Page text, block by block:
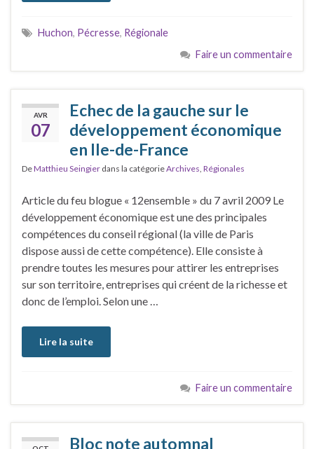
Huchon, Pécresse, Régionale
Faire un commentaire
AVR
07
Echec de la gauche sur le
développement économique
en Ile-de-France
DeMatthieu Seingier dans la catégorieArchives, Régionales
Article du feu blogue « 12ensemble » du 7 avril 2009 Le
développement économique est une des principales
compétences du conseil régional (la ville de Paris
dispose aussi de cette compétence). Elle consiste à
prendre toutes les mesures pour attirer les entreprises
sur son territoire, entreprises qui créent de la richesse et
donc de l’emploi. Selon une …
Lire la suite
Faire un commentaire
Bloc note automnal